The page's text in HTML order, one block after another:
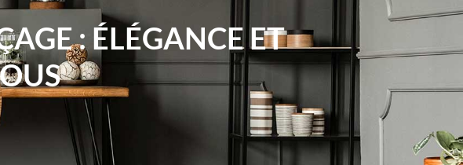
: ÉLÉGANCE ET